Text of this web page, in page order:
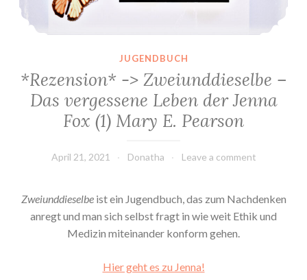
JUGENDBUCH
*Rezension* -> Zweiunddieselbe –
Das vergessene Leben der Jenna
Fox (1) Mary E. Pearson
April 21, 2021 Donatha Leave a comment
Zweiunddieselbeist ein Jugendbuch, das zum Nachdenken
anregt und man sich selbst fragt in wie weit Ethik und
Medizin miteinander konform gehen.
Hier geht es zu Jenna!